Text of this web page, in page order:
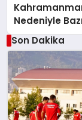
Nedeniyle
Son Dakika